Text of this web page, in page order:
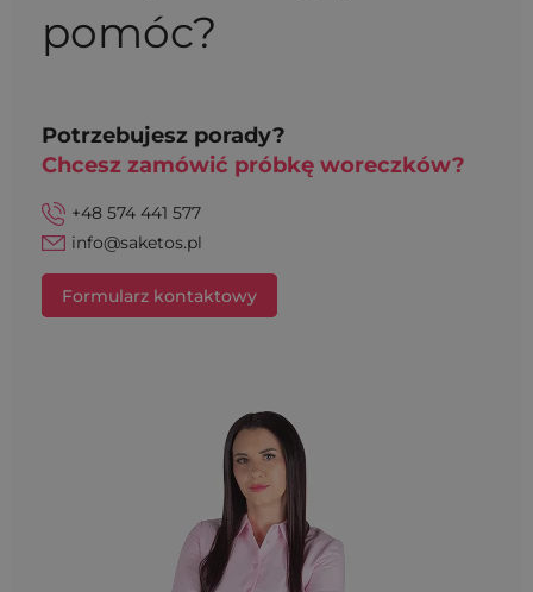
pomóc?
Potrzebujesz porady?
Chcesz zamówić próbkę woreczków?
+48 574 441 577
info@saketos.pl
Formularz kontaktowy